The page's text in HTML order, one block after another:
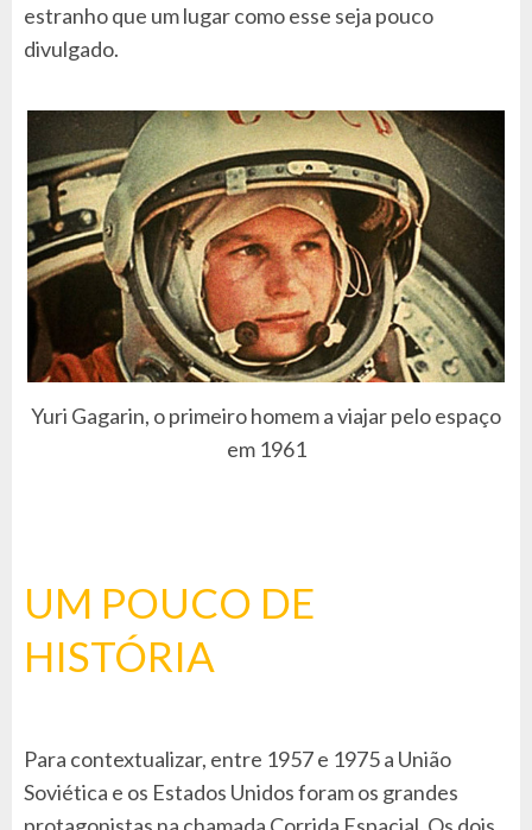
estranho que um lugar como esse seja pouco
divulgado.
Yuri Gagarin, o primeiro homem a viajar pelo espaço
em 1961
UM POUCO DE
HISTÓRIA
Para contextualizar, entre 1957 e 1975 a União
Soviética e os Estados Unidos foram os grandes